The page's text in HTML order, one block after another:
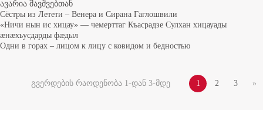
Сёстры из Летети – Венера и Сирана Гаглошвили
«Ничи нын ис хицау» — чемерттаг Къасрадзе Сулхан хицауады
æнæхъусдарды фæдыл
Одни в горах – лицом к лицу с ковидом и бедностью
1